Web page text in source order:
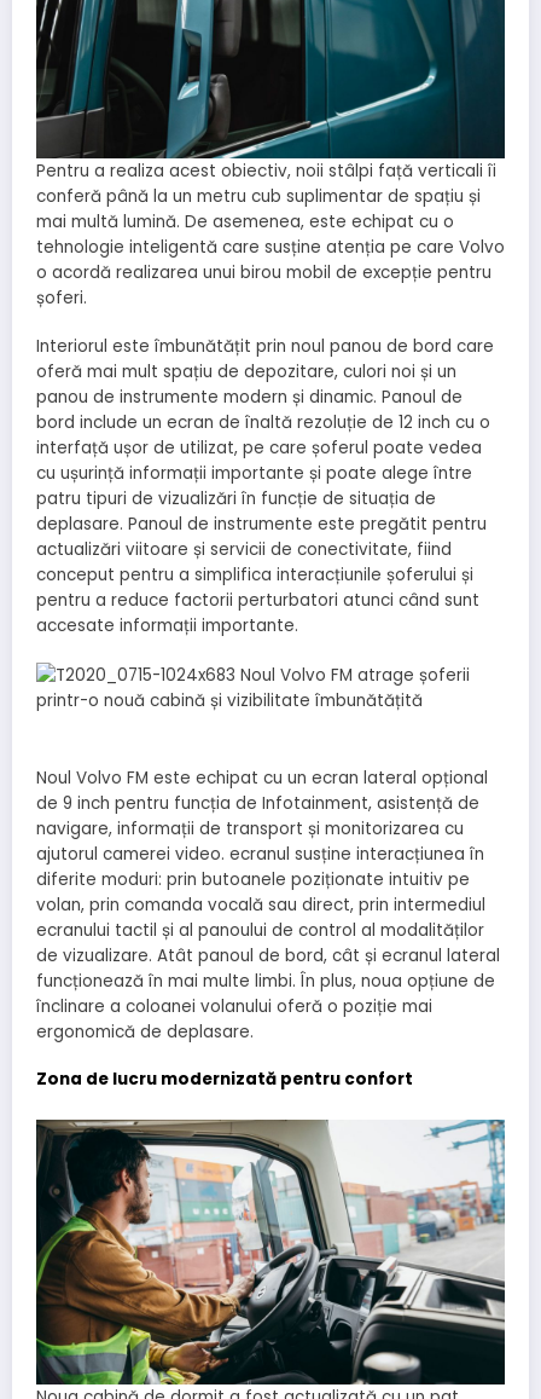
Pentru a realiza acest obiectiv, noii stâlpi față verticali îi
conferă până la un metru cub suplimentar de spațiu și
mai multă lumină. De asemenea, este echipat cu o
tehnologie inteligentă care susține atenția pe care Volvo
o acordă realizarea unui birou mobil de excepție pentru
șoferi.
Interiorul este îmbunătățit prin noul panou de bord care
oferă mai mult spațiu de depozitare, culori noi și un
panou de instrumente modern și dinamic. Panoul de
bord include un ecran de înaltă rezoluție de 12 inch cu o
interfață ușor de utilizat, pe care șoferul poate vedea
cu ușurință informații importante și poate alege între
patru tipuri de vizualizări în funcție de situația de
deplasare. Panoul de instrumente este pregătit pentru
actualizări viitoare și servicii de conectivitate, fiind
conceput pentru a simplifica interacțiunile șoferului și
pentru a reduce factorii perturbatori atunci când sunt
accesate informații importante.
Noul Volvo FM este echipat cu un ecran lateral opțional
de 9 inch pentru funcția de Infotainment, asistență de
navigare, informații de transport și monitorizarea cu
ajutorul camerei video. ecranul susține interacțiunea în
diferite moduri: prin butoanele poziționate intuitiv pe
volan, prin comanda vocală sau direct, prin intermediul
ecranului tactil și al panoului de control al modalităților
de vizualizare. Atât panoul de bord, cât și ecranul lateral
funcționează în mai multe limbi. În plus, noua opțiune de
înclinare a coloanei volanului oferă o poziție mai
ergonomică de deplasare.
Zona de lucru modernizată pentru confort